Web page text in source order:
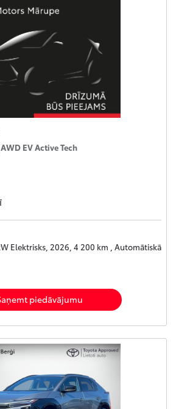
EV Active Tech
Elektrisks, 2026, 4 200 km , Automātiskā
piedāvājumu